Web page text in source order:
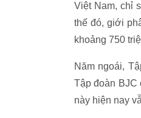
Việt Nam, chỉ
thế đó, giới
khoảng 750
Năm ngoái,
Tập đoàn BJC
này hiện nay